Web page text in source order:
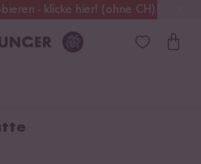
- klicke hier! (ohne CH)
Alle Zölle & Steuern inklusive